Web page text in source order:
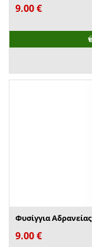
9.00€
Φυσίγγια
9.00€